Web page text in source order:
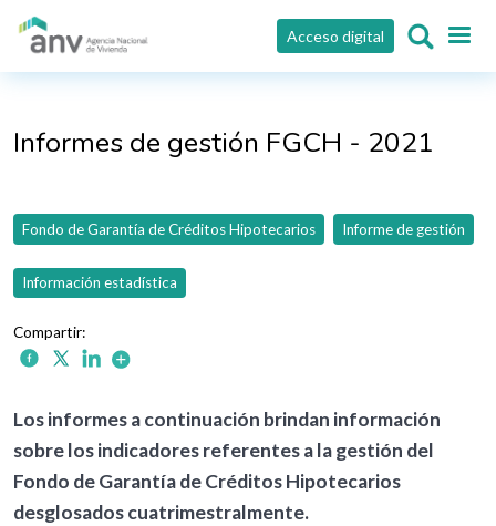
Pasar al contenido principal
Acceso digital
Informes de gestión FGCH - 2021
Fondo de Garantía de Créditos Hipotecarios Informe de gestión
Información estadística
Los informes a continuación brindan información
sobre los indicadores referentes a la gestión del
Fondo de Garantía de Créditos Hipotecarios
desglosados cuatrimestralmente.